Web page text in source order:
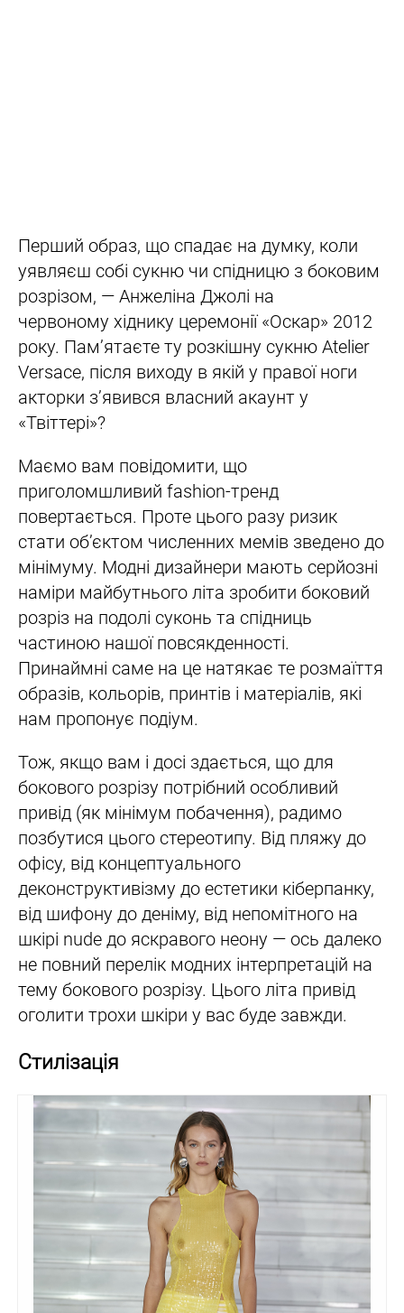
Перший образ, що спадає на думку, коли
уявляєш собі сукню чи спідницю з боковим
розрізом, — Анжеліна Джолі на
червоному хіднику церемонії «Оскар» 2012
року. Пам’ятаєте ту розкішну сукню Atelier
Versace, після виходу в якій у правої ноги
акторки з’явився власний акаунт у
«Твіттері»?
Маємо вам повідомити, що
приголомшливий fashion-тренд
повертається. Проте цього разу ризик
стати об’єктом численних мемів зведено до
мінімуму. Модні дизайнери мають серйозні
наміри майбутнього літа зробити боковий
розріз на подолі суконь та спідниць
частиною нашої повсякденності.
Принаймні саме на це натякає те розмаїття
образів, кольорів, принтів і матеріалів, які
нам пропонує подіум.
Тож, якщо вам і досі здається, що для
бокового розрізу потрібний особливий
привід (як мінімум побачення), радимо
позбутися цього стереотипу. Від пляжу до
офісу, від концептуального
деконструктивізму до естетики кіберпанку,
від шифону до деніму, від непомітного на
шкірі nude до яскравого неону — ось далеко
не повний перелік модних інтерпретацій на
тему бокового розрізу. Цього літа привід
оголити трохи шкіри у вас буде завжди.
Стилізація